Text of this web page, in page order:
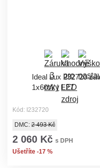
Ideal Lux 232720
1x60W | E27
Kód: I232720
DMC: 2 493 Kč
2 060 Kč s DPH
Ušetříte -17 %